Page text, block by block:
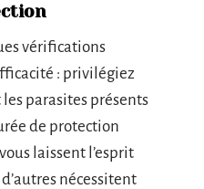
vérifications
: privilégiez
parasites présents
de protection
laissent l’esprit
nécessitent